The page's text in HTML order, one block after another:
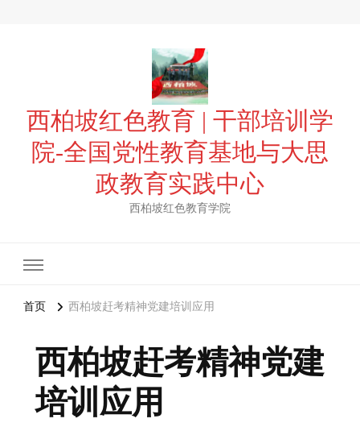
西柏坡红色教育 | 干部培训学
院-全国党性教育基地与大思
政教育实践中心
西柏坡红色教育学院
首页 西柏坡赶考精神党建培训应用
西柏坡赶考精神党建
培训应用